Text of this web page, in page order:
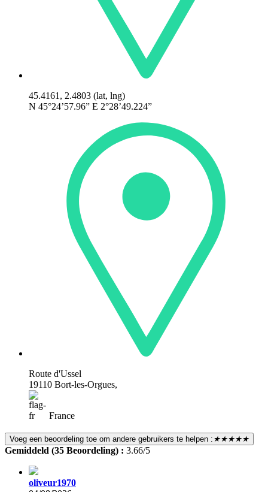
45.4161, 2.4803 (lat, lng)
N 45°24’57.96” E 2°28’49.224”
Route d'Ussel
19110 Bort-les-Orgues,
France
Voeg een beoordeling toe om andere gebruikers te helpen : ★★★★★
Gemiddeld (35 Beoordeling) : 3.66/5
oliveur1970